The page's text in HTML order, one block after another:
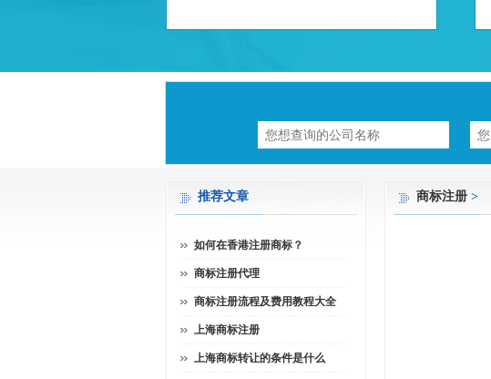
商标注册 >
推荐文章
如何在香港注册商标？
商标注册代理
商标注册流程及费用教程大全
上海商标注册
上海商标转让的条件是什么